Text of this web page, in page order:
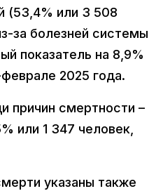
(53,4% или 3 508
за болезней системы
показатель на 8,9%
2025 года.
причин смертности –
или 1 347 человек,
указаны также